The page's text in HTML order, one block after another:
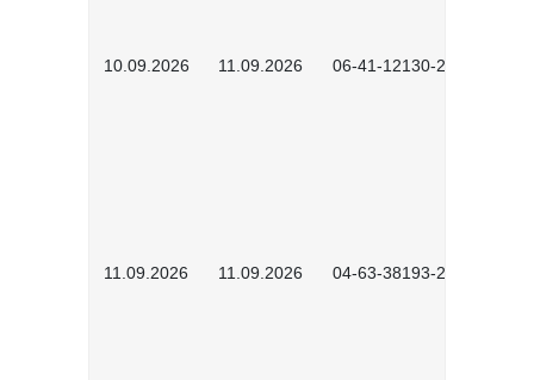
10.09.2026 11.09.2026 06-41-12130-2601
11.09.2026 11.09.2026 04-63-38193-2602